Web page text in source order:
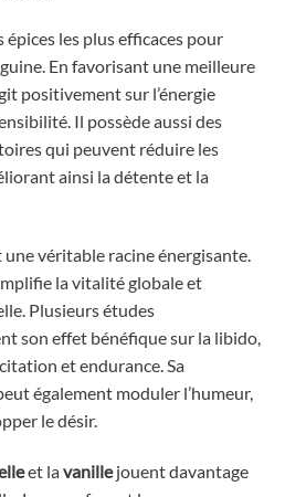
épices les plus efficaces pour
En favorisant une meilleure
positivement sur l’énergie
Il possède aussi des
qui peuvent réduire les
ainsi la détente et la
une véritable racine énergisante.
la vitalité globale et
Plusieurs études
son effet bénéfique sur la libido,
et endurance. Sa
également moduler l’humeur,
le désir.
et lavanillejouent davantage